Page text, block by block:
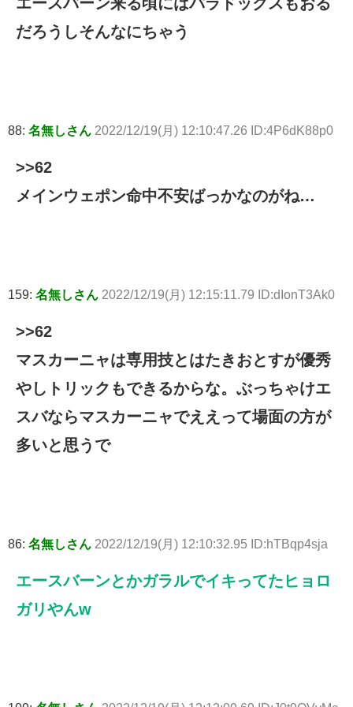
だろうしそんなにちゃう
88: 名無しさん 2022/12/19(月) 12:10:47.26 ID:4P6dK88p0
>>62
メインウェポン命中不安ばっかなのがね…
159: 名無しさん 2022/12/19(月) 12:15:11.79 ID:dIonT3Ak0
>>62
マスカーニャは専用技とはたきおとすが優秀
やしトリックもできるからな。ぶっちゃけエ
スバならマスカーニャでええって場面の方が
多いと思うで
86: 名無しさん 2022/12/19(月) 12:10:32.95 ID:hTBqp4sja
エースバーンとかガラルでイキってたヒョロ
ガリやんw